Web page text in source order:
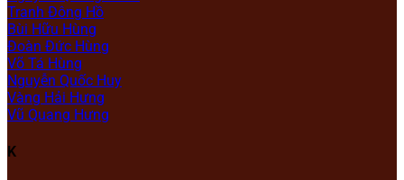
Tranh Đông Hồ
Bùi Hữu Hùng
Đoàn Đức Hùng
Võ Tá Hùng
Nguyễn Quốc Huy
Vàng Hải Hưng
Vũ Quang Hưng
K